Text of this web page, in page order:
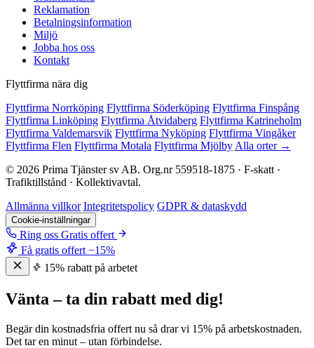
Reklamation
Betalningsinformation
Miljö
Jobba hos oss
Kontakt
Flyttfirma nära dig
Flyttfirma Norrköping Flyttfirma Söderköping Flyttfirma Finspång
Flyttfirma Linköping Flyttfirma Åtvidaberg Flyttfirma Katrineholm
Flyttfirma Valdemarsvik Flyttfirma Nyköping Flyttfirma Vingåker
Flyttfirma Flen Flyttfirma Motala Flyttfirma Mjölby Alla orter →
© 2026 Prima Tjänster sv AB. Org.nr 559518-1875 · F-skatt ·
Trafiktillstånd · Kollektivavtal.
Allmänna villkor Integritetspolicy GDPR & dataskydd
Cookie-inställningar
Ring oss Gratis offert
Få gratis offert −15%
15% rabatt på arbetet
Vänta – ta din rabatt med dig!
Begär din kostnadsfria offert nu så drar vi 15% på arbetskostnaden.
Det tar en minut – utan förbindelse.